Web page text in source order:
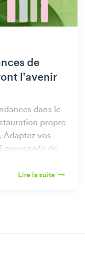
de
l'avenir
dans le
propre
Adaptez vos
couronnée de
Lire la suite